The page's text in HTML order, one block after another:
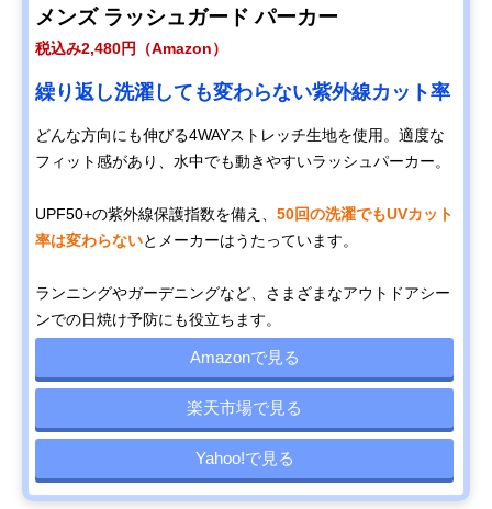
メンズ ラッシュガード パーカー
税込み2,480円（Amazon）
繰り返し洗濯しても変わらない紫外線カット率
どんな方向にも伸びる4WAYストレッチ生地を使用。適度な
フィット感があり、水中でも動きやすいラッシュパーカー。
UPF50+の紫外線保護指数を備え、 50回の洗濯でもUVカット
率は変わらないとメーカーはうたっています。
ランニングやガーデニングなど、さまざまなアウトドアシー
ンでの日焼け予防にも役立ちます。
Amazonで見る
楽天市場で見る
Yahoo!で見る